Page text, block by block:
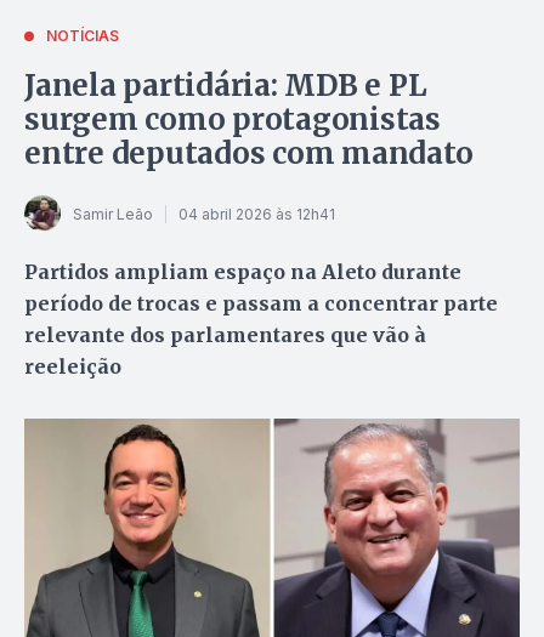
NOTÍCIAS
Janela partidária: MDB e PL
surgem como protagonistas
entre deputados com mandato
Samir Leão 04 abril 2026 às 12h41
Partidos ampliam espaço na Aleto durante
período de trocas e passam a concentrar parte
relevante dos parlamentares que vão à
reeleição